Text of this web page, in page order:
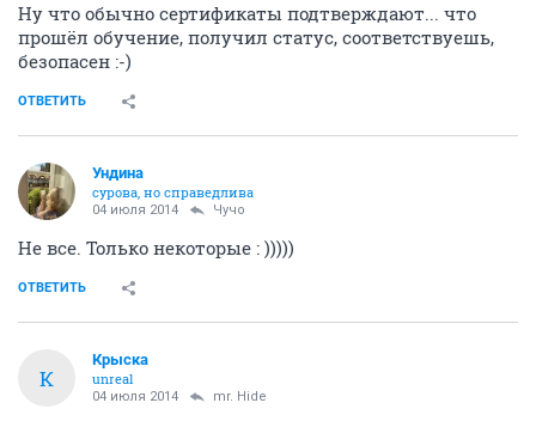
Ну что обычно сертификаты подтверждают... что
прошёл обучение, получил статус, соответствуешь,
безопасен :-)
ОТВЕТИТЬ
Ундинa
сурова, но справедлива
04 июля 2014 Чучо
Не все. Только некоторые : )))))
ОТВЕТИТЬ
К
Крыска
unreal
04 июля 2014 mr. Hide